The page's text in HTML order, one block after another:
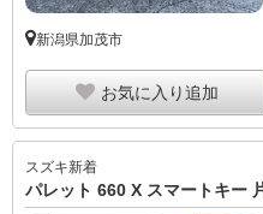
新潟県加茂市
お気に入り追加
スズキ新着
パレット 660 X スマートキー